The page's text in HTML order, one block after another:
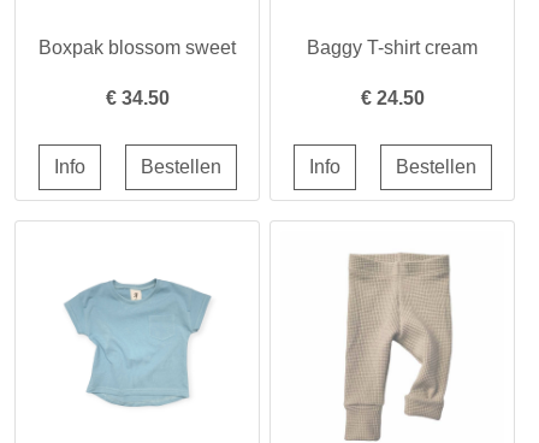
Boxpak blossom sweet
€ 34.50
Baggy T-shirt cream
€ 24.50